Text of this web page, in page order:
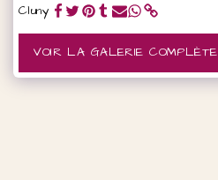
Cluny
VOIR LA GALERIE COMPLÈTE